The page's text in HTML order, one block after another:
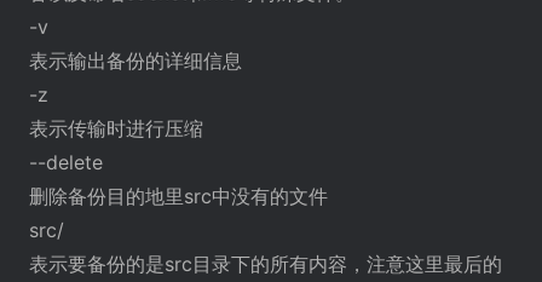
-v
表示输出备份的详细信息
-z
表示传输时进行压缩
--delete
删除备份目的地里src中没有的文件
src/
表示要备份的是src目录下的所有内容，注意这里最后的